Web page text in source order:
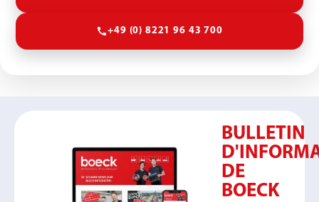
+49 (0) 8221 96 43 700
BULLETIN
DE
BOECK